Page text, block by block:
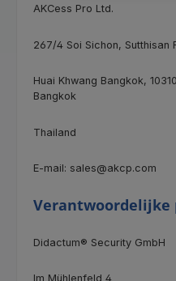
AKCess Pro Ltd.
267/4 Soi Sichon, Sutthisan
Huai Khwang Bangkok, 10310
Bangkok
Thailand
E-mail: sales@akcp.com
Verantwoordelijke
Didactum® Security GmbH
Im Mühlenfeld 4